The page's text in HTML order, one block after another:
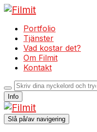
Portfolio
Tjänster
Vad kostar det?
Om Filmit
Kontakt
Info
Slå på/av navigering